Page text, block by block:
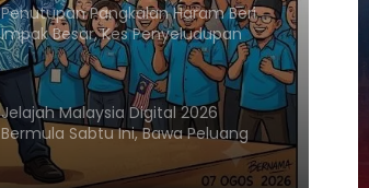
Penutupan Pangkalan Haram Beri
Impak Besar, Kes Penyeludupan
Petrol dan Diesel Menjunam
Jelajah Malaysia Digital 2026
Bermula Sabtu Ini, Bawa Peluang
Ekonomi ke Komuniti Setempat